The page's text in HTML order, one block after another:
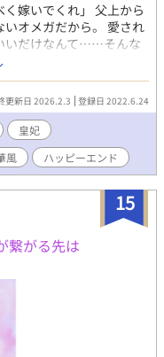
嫁いでくれ」 父上から
オメガだから。 愛され
いだけなんて……そんな
は近づいてきて……。 中
！ そんなリクエストを
メガバース初心者なので
お話ですが、希望があれ
説ですので、楽しんで
ます。
更新日 2026.2.3 登録日 2022.6.24
皇妃
風 ハッピーエンド
15
繋がる先は